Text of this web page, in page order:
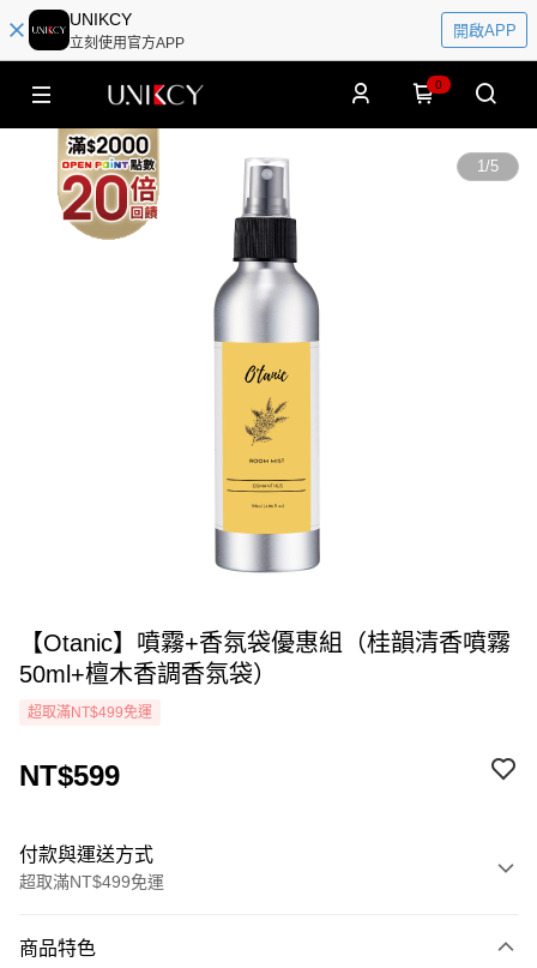
UNIKCY
立刻使用官方APP
開啟APP
0
1/5
【Otanic】噴霧+香氛袋優惠組（桂韻清香噴霧
50ml+檀木香調香氛袋）
超取滿NT$499免運
NT$599
付款與運送方式
超取滿NT$499免運
icash Pay
商品特色